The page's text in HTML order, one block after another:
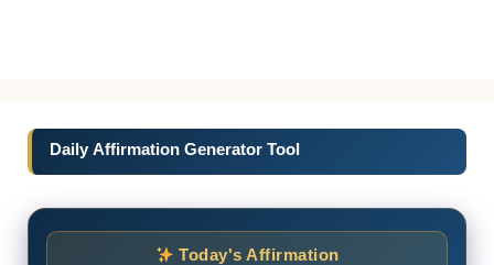
Daily Affirmation Generator Tool
Today's Affirmation